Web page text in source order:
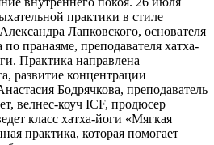
практики в стиле
Лапковского, основателя
пранаяме, преподавателя хатха-
Практика направлена
развитие концентрации
Бодрячкова, преподаватель
велнес-коуч ICF, продюсер
класс хатха-йоги «Мягкая
практика, которая помогает